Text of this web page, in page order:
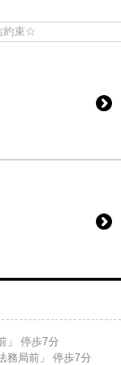
約束☆
」 停歩7分
務局前」 停歩7分